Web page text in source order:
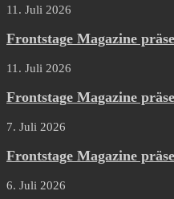
11. Juli 2026
Frontstage Magazine
11. Juli 2026
Frontstage Magazine
7. Juli 2026
Frontstage Magazine
6. Juli 2026